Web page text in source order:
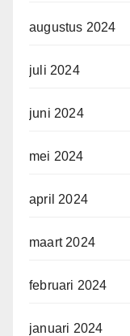
augustus 2024
juli 2024
juni 2024
mei 2024
april 2024
maart 2024
februari 2024
januari 2024